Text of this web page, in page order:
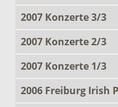
2007 Konzerte 3/3
2007 Konzerte 2/3
2007 Konzerte 1/3
2006 Freiburg Irish